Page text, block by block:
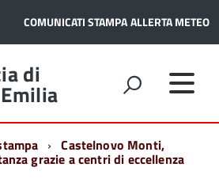
COMUNICATI STAMPAALLERTA METEO
di
Castelnovo Monti,
grazie a centri di eccellenza